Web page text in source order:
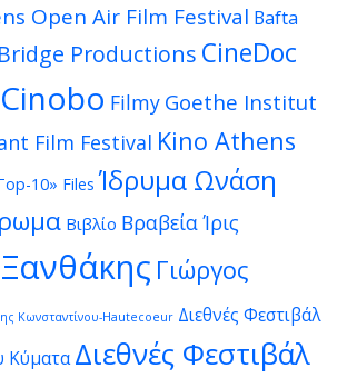
Open Air Film Festival Bafta
Productions CineDoc
Cinobo Filmy Goethe Institut
Film Festival Kino Athens
10» Files Ίδρυμα Ωνάση
Βιβλίο Βραβεία Ίρις
Γιώργος
Κωνσταντίνου-Hautecoeur Διεθνές Φεστιβάλ
Κύματα Διεθνές Φεστιβάλ